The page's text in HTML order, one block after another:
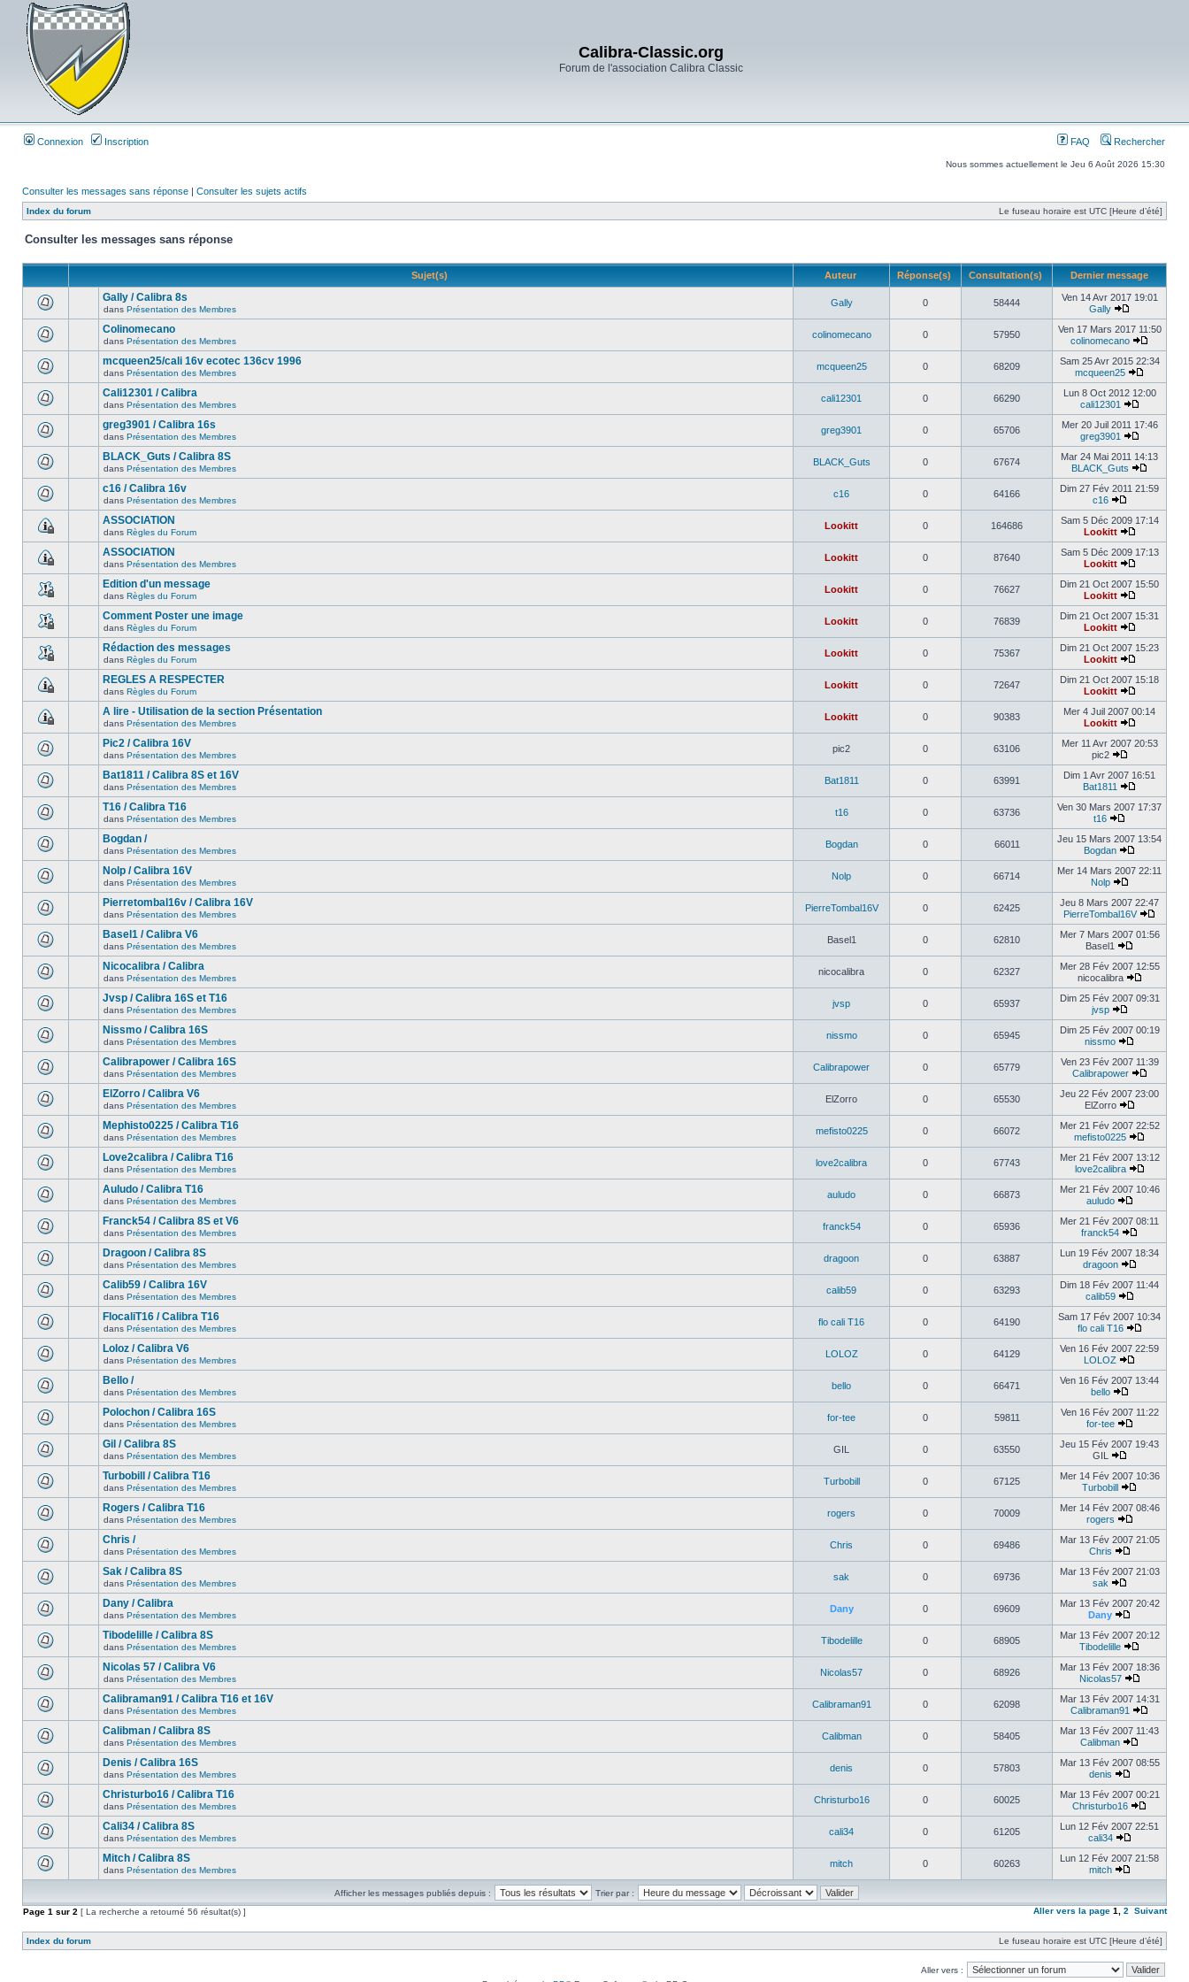
Calibra-Classic.org
Forum de l'association Calibra Classic
Connexion Inscription FAQ Rechercher
Nous sommes actuellement le Jeu 6 Août 2026 15:30
Consulter les messages sans réponse | Consulter les sujets actifs
Index du forum Le fuseau horaire est UTC [Heure d’été]
Consulter les messages sans réponse
Sujet(s) Auteur Réponse(s) Consultation(s) Dernier message
Gally / Calibra 8s
dans Présentation des Membres
Gally 0 58444
Ven 14 Avr 2017 19:01
Gally
Colinomecano
dans Présentation des Membres
colinomecano 0 57950
Ven 17 Mars 2017 11:50
colinomecano
mcqueen25/cali 16v ecotec 136cv 1996
dans Présentation des Membres
mcqueen25 0 68209
Sam 25 Avr 2015 22:34
mcqueen25
Cali12301 / Calibra
dans Présentation des Membres
cali12301 0 66290
Lun 8 Oct 2012 12:00
cali12301
greg3901 / Calibra 16s
dans Présentation des Membres
greg3901 0 65706
Mer 20 Juil 2011 17:46
greg3901
BLACK_Guts / Calibra 8S
dans Présentation des Membres
BLACK_Guts 0 67674
Mar 24 Mai 2011 14:13
BLACK_Guts
c16 / Calibra 16v
dans Présentation des Membres
c16 0 64166
Dim 27 Fév 2011 21:59
c16
ASSOCIATION
dans Règles du Forum
Lookitt 0 164686
Sam 5 Déc 2009 17:14
Lookitt
ASSOCIATION
dans Présentation des Membres
Lookitt 0 87640
Sam 5 Déc 2009 17:13
Lookitt
Edition d'un message
dans Règles du Forum
Lookitt 0 76627
Dim 21 Oct 2007 15:50
Lookitt
Comment Poster une image
dans Règles du Forum
Lookitt 0 76839
Dim 21 Oct 2007 15:31
Lookitt
Rédaction des messages
dans Règles du Forum
Lookitt 0 75367
Dim 21 Oct 2007 15:23
Lookitt
REGLES A RESPECTER
dans Règles du Forum
Lookitt 0 72647
Dim 21 Oct 2007 15:18
Lookitt
A lire - Utilisation de la section Présentation
dans Présentation des Membres
Lookitt 0 90383
Mer 4 Juil 2007 00:14
Lookitt
Pic2 / Calibra 16V
dans Présentation des Membres
pic2 0 63106
Mer 11 Avr 2007 20:53
pic2
Bat1811 / Calibra 8S et 16V
dans Présentation des Membres
Bat1811 0 63991
Dim 1 Avr 2007 16:51
Bat1811
T16 / Calibra T16
dans Présentation des Membres
t16 0 63736
Ven 30 Mars 2007 17:37
t16
Bogdan /
dans Présentation des Membres
Bogdan 0 66011
Jeu 15 Mars 2007 13:54
Bogdan
Nolp / Calibra 16V
dans Présentation des Membres
Nolp 0 66714
Mer 14 Mars 2007 22:11
Nolp
Pierretombal16v / Calibra 16V
dans Présentation des Membres
PierreTombal16V 0 62425
Jeu 8 Mars 2007 22:47
PierreTombal16V
Basel1 / Calibra V6
dans Présentation des Membres
Basel1 0 62810
Mer 7 Mars 2007 01:56
Basel1
Nicocalibra / Calibra
dans Présentation des Membres
nicocalibra 0 62327
Mer 28 Fév 2007 12:55
nicocalibra
Jvsp / Calibra 16S et T16
dans Présentation des Membres
jvsp 0 65937
Dim 25 Fév 2007 09:31
jvsp
Nissmo / Calibra 16S
dans Présentation des Membres
nissmo 0 65945
Dim 25 Fév 2007 00:19
nissmo
Calibrapower / Calibra 16S
dans Présentation des Membres
Calibrapower 0 65779
Ven 23 Fév 2007 11:39
Calibrapower
ElZorro / Calibra V6
dans Présentation des Membres
ElZorro 0 65530
Jeu 22 Fév 2007 23:00
ElZorro
Mephisto0225 / Calibra T16
dans Présentation des Membres
mefisto0225 0 66072
Mer 21 Fév 2007 22:52
mefisto0225
Love2calibra / Calibra T16
dans Présentation des Membres
love2calibra 0 67743
Mer 21 Fév 2007 13:12
love2calibra
Auludo / Calibra T16
dans Présentation des Membres
auludo 0 66873
Mer 21 Fév 2007 10:46
auludo
Franck54 / Calibra 8S et V6
dans Présentation des Membres
franck54 0 65936
Mer 21 Fév 2007 08:11
franck54
Dragoon / Calibra 8S
dans Présentation des Membres
dragoon 0 63887
Lun 19 Fév 2007 18:34
dragoon
Calib59 / Calibra 16V
dans Présentation des Membres
calib59 0 63293
Dim 18 Fév 2007 11:44
calib59
FlocaliT16 / Calibra T16
dans Présentation des Membres
flo cali T16 0 64190
Sam 17 Fév 2007 10:34
flo cali T16
Loloz / Calibra V6
dans Présentation des Membres
LOLOZ 0 64129
Ven 16 Fév 2007 22:59
LOLOZ
Bello /
dans Présentation des Membres
bello 0 66471
Ven 16 Fév 2007 13:44
bello
Polochon / Calibra 16S
dans Présentation des Membres
for-tee 0 59811
Ven 16 Fév 2007 11:22
for-tee
Gil / Calibra 8S
dans Présentation des Membres
GIL 0 63550
Jeu 15 Fév 2007 19:43
GIL
Turbobill / Calibra T16
dans Présentation des Membres
Turbobill 0 67125
Mer 14 Fév 2007 10:36
Turbobill
Rogers / Calibra T16
dans Présentation des Membres
rogers 0 70009
Mer 14 Fév 2007 08:46
rogers
Chris /
dans Présentation des Membres
Chris 0 69486
Mar 13 Fév 2007 21:05
Chris
Sak / Calibra 8S
dans Présentation des Membres
sak 0 69736
Mar 13 Fév 2007 21:03
sak
Dany / Calibra
dans Présentation des Membres
Dany 0 69609
Mar 13 Fév 2007 20:42
Dany
Tibodelille / Calibra 8S
dans Présentation des Membres
Tibodelille 0 68905
Mar 13 Fév 2007 20:12
Tibodelille
Nicolas 57 / Calibra V6
dans Présentation des Membres
Nicolas57 0 68926
Mar 13 Fév 2007 18:36
Nicolas57
Calibraman91 / Calibra T16 et 16V
dans Présentation des Membres
Calibraman91 0 62098
Mar 13 Fév 2007 14:31
Calibraman91
Calibman / Calibra 8S
dans Présentation des Membres
Calibman 0 58405
Mar 13 Fév 2007 11:43
Calibman
Denis / Calibra 16S
dans Présentation des Membres
denis 0 57803
Mar 13 Fév 2007 08:55
denis
Christurbo16 / Calibra T16
dans Présentation des Membres
Christurbo16 0 60025
Mar 13 Fév 2007 00:21
Christurbo16
Cali34 / Calibra 8S
dans Présentation des Membres
cali34 0 61205
Lun 12 Fév 2007 22:51
cali34
Mitch / Calibra 8S
dans Présentation des Membres
mitch 0 60263
Lun 12 Fév 2007 21:58
mitch
Afficher les messages publiés depuis :
Trier par :
Page 1 sur 2 [ La recherche a retourné 56 résultat(s) ] Aller vers la page 1 2 Suivant
Index du forum Le fuseau horaire est UTC [Heure d’été]
Aller vers :